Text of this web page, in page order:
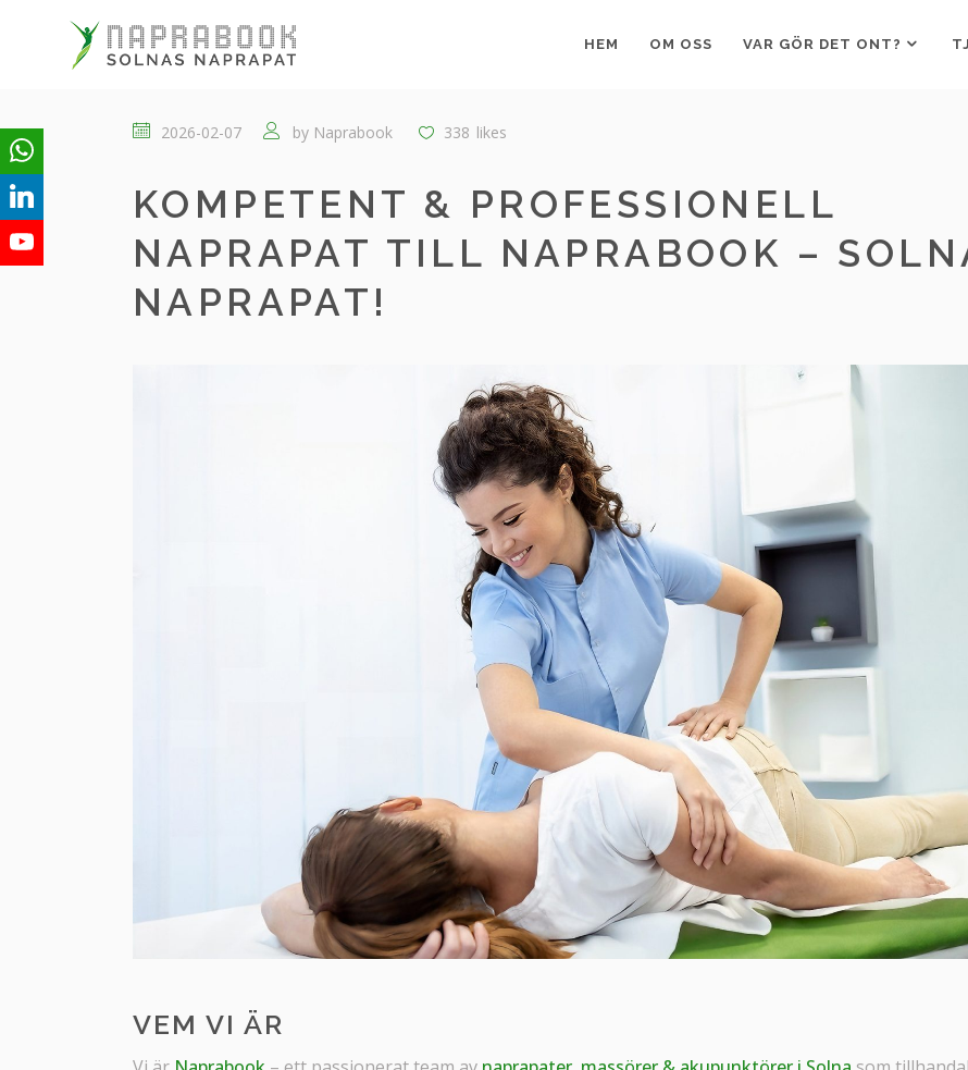
HEM OM OSS VAR GÖR DET ONT?
2026-02-07 by Naprabook 338 likes
KOMPETENT & PROFESSIONELL
NAPRAPAT TILL NAPRABOOK –
NAPRAPAT!
VEM VI ÄR